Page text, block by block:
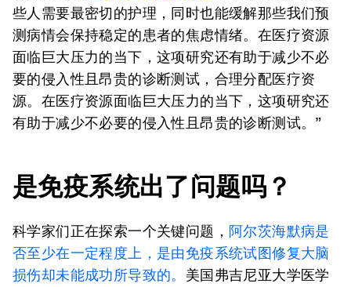
些人需要最密切的护理，同时也能缓解那些我们预
测病情会保持稳定的患者的焦虑情绪。在医疗资源
面临巨大压力的当下，这项研究还有助于减少不必
要的侵入性且昂贵的诊断测试，合理分配医疗资
源。在医疗资源面临巨大压力的当下，这项研究还
有助于减少不必要的侵入性且昂贵的诊断测试。”
是免疫系统出了问题吗？
科学家们正在探索一个关键问题， 阿尔茨海默病是
否至少在一定程度上，是由免疫系统试图修复大脑
损伤却未能成功所导致的。 美国弗吉尼亚大学医学